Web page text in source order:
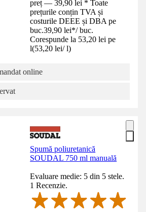
preț — 39,90 lei * Toate
prețurile conțin TVA și
costurile DEEE și DBA pe
buc.39,90 lei*/ buc.
Corespunde la 53,20 lei pe
l(53,20 lei/ l)
online
Spumă poliuretanică
SOUDAL 750 ml manuală
Evaluare medie: 5 din 5 stele.
1 Recenzie.